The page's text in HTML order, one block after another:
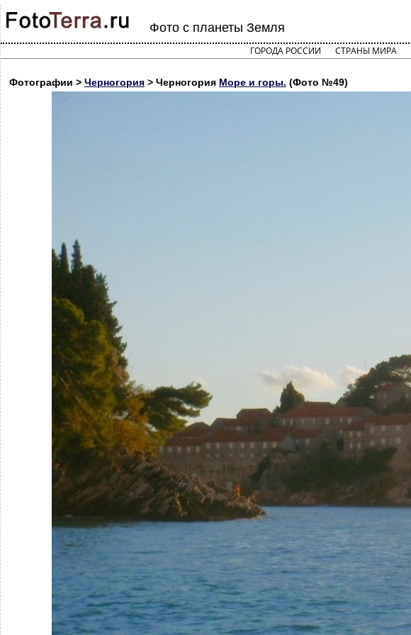
Фото с планеты Земля
ГОРОДА РОССИИ СТРАНЫ МИРА
Фотографии > Черногория > Черногория Море и горы. (Фото №49)